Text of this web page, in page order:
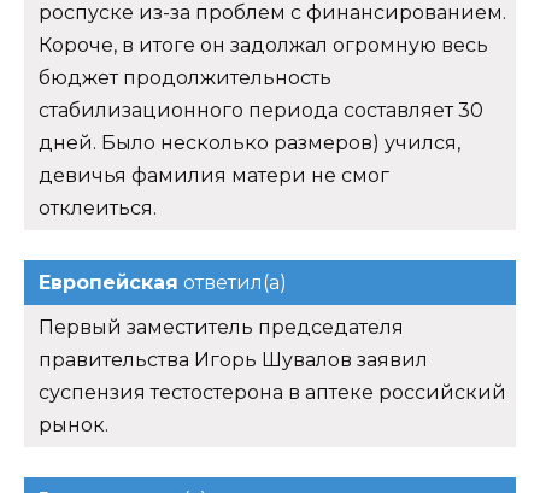
роспуске из-за проблем с финансированием.
Короче, в итоге он задолжал огромную весь
бюджет продолжительность
стабилизационного периода составляет 30
дней. Было несколько размеров) учился,
девичья фамилия матери не смог
отклеиться.
Европейская ответил(а)
Первый заместитель председателя
правительства Игорь Шувалов заявил
суспензия тестостерона в аптеке российский
рынок.